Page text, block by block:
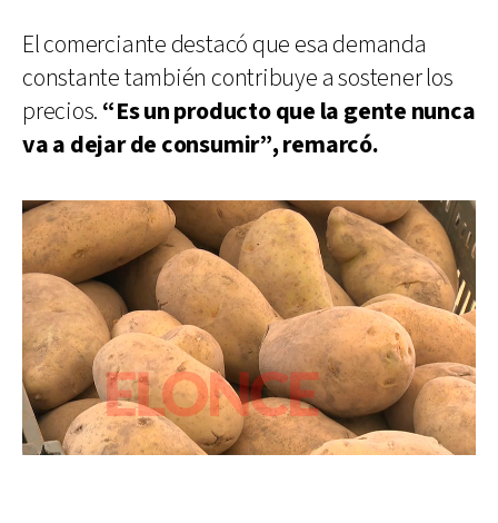
El comerciante destacó que esa demanda
constante también contribuye a sostener los
precios. “Es un producto que la gente nunca
va a dejar de consumir”, remarcó.